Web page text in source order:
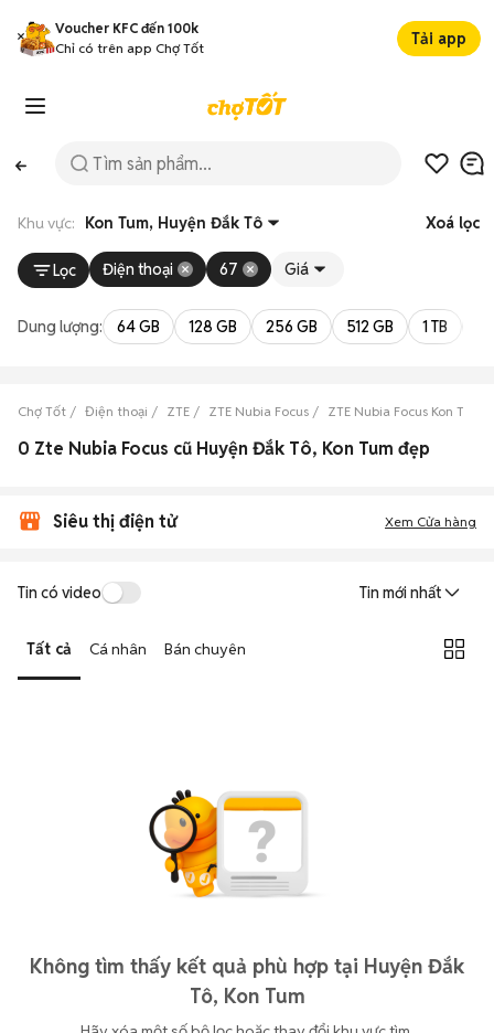
Voucher KFC đến 100k
Chỉ có trên app Chợ Tốt
Tải app
Khu vực: Kon Tum, Huyện Đắk Tô Xoá lọc
Lọc Điện thoại 67 Giá
Dung lượng: 64 GB 128 GB 256 GB 512 GB 1 TB
Chợ Tốt Điện thoại ZTE ZTE Nubia Focus ZTE Nubia Focus Kon Tum
0 Zte Nubia Focus cũ Huyện Đắk Tô, Kon Tum đẹp
Siêu thị điện tử Xem Cửa hàng
Tin có video Tin mới nhất
Tất cả Cá nhân Bán chuyên
Không tìm thấy kết quả phù hợp tại Huyện Đắk
Tô, Kon Tum